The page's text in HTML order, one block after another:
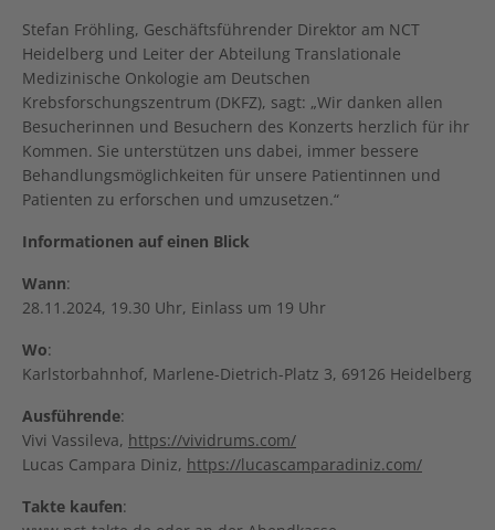
Stefan Fröhling, Geschäftsführender Direktor am NCT
Heidelberg und Leiter der Abteilung Translationale
Medizinische Onkologie am Deutschen
Krebsforschungszentrum (DKFZ), sagt: „Wir danken allen
Besucherinnen und Besuchern des Konzerts herzlich für ihr
Kommen. Sie unterstützen uns dabei, immer bessere
Behandlungsmöglichkeiten für unsere Patientinnen und
Patienten zu erforschen und umzusetzen.“
Informationen auf einen Blick
Wann:
28.11.2024, 19.30 Uhr, Einlass um 19 Uhr
Wo:
Karlstorbahnhof, Marlene-Dietrich-Platz 3, 69126 Heidelberg
Ausführende:
Vivi Vassileva, https://vividrums.com/
Lucas Campara Diniz, https://lucascamparadiniz.com/
Takte kaufen: